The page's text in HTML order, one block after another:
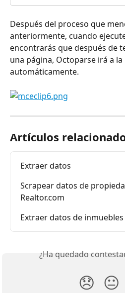
Después del proceso que
anteriormente, cuando
encontrarás que después de
una página, Octoparse irá a
automáticamente.
Artículos
Extraer datos
Scrapear datos de
Realtor.com
Extraer datos de
¿Ha quedado
😞 😐